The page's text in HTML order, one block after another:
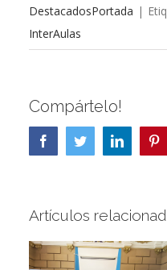
DestacadosPortada |
InterAulas
Compártelo!
FacebookTwitterLinkedIn
Artículos